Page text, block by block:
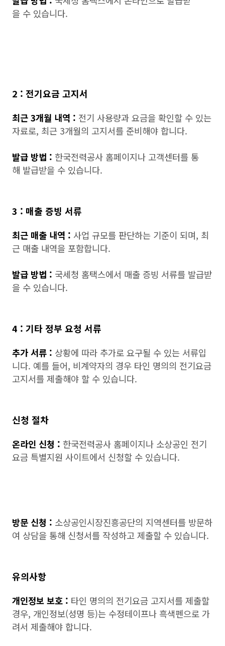
을 수 있습니다.
2 : 전기요금 고지서
최근 3개월 내역 : 전기 사용량과 요금을 확인할 수 있는
자료로, 최근 3개월의 고지서를 준비해야 합니다.
발급 방법 : 한국전력공사 홈페이지나 고객센터를 통
해 발급받을 수 있습니다.
3 : 매출 증빙 서류
최근 매출 내역 : 사업 규모를 판단하는 기준이 되며, 최
근 매출 내역을 포함합니다.
발급 방법 : 국세청 홈택스에서 매출 증빙 서류를 발급받
을 수 있습니다.
4 : 기타 정부 요청 서류
추가 서류 : 상황에 따라 추가로 요구될 수 있는 서류입
니다. 예를 들어, 비계약자의 경우 타인 명의의 전기요금
고지서를 제출해야 할 수 있습니다.
신청 절차
온라인 신청 : 한국전력공사 홈페이지나 소상공인 전기
요금 특별지원 사이트에서 신청할 수 있습니다.
방문 신청 : 소상공인시장진흥공단의 지역센터를 방문하
여 상담을 통해 신청서를 작성하고 제출할 수 있습니다.
유의사항
개인정보 보호 : 타인 명의의 전기요금 고지서를 제출할
경우, 개인정보(성명 등)는 수정테이프나 흑색펜으로 가
려서 제출해야 합니다.